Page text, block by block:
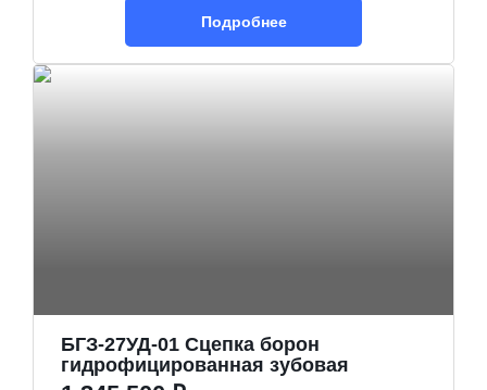
Подробнее
БГЗ-27УД-01 Сцепка борон
гидрофицированная зубовая